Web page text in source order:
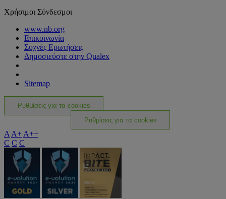
Χρήσιμοι Σύνδεσμοι
www.nb.org
Επικοινωνία
Συχνές Ερωτήσεις
Δημοσιεύστε στην Qualex
Sitemap
Ρυθμίσεις για τα cookies
Ρυθμίσεις για τα cookies
A A+ A++
C C C